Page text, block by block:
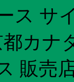
ス サ
カナ
販売